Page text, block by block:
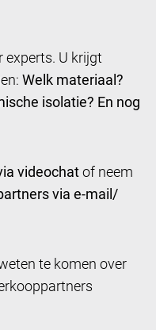
experts. U krijgt
Welk materiaal?
isolatie? En nog
videochatof neem
via e-mail/
te komen over